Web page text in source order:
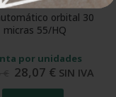
ENVOLTURA HORIZONTAL
orbital 30
micras 55/HQ
por unidades
28,07 € SIN IVA